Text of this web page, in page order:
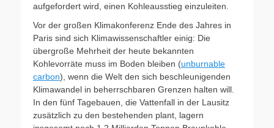
aufgefordert wird, einen Kohleausstieg einzuleiten.
Vor der großen Klimakonferenz Ende des Jahres in
Paris sind sich Klimawissenschaftler einig: Die
übergroße Mehrheit der heute bekannten
Kohlevorräte muss im Boden bleiben (unburnable
carbon), wenn die Welt den sich beschleunigenden
Klimawandel in beherrschbaren Grenzen halten will.
In den fünf Tagebauen, die Vattenfall in der Lausitz
zusätzlich zu den bestehenden plant, lagern